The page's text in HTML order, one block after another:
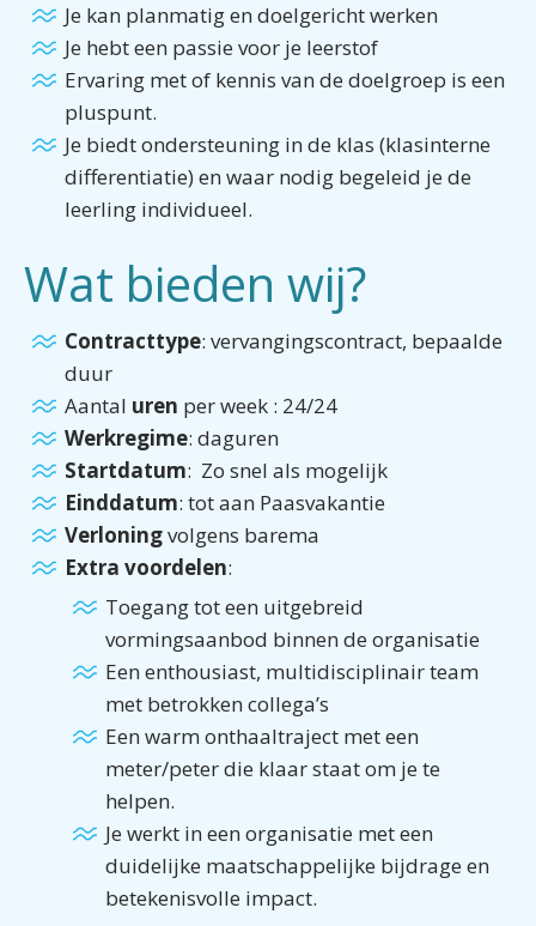
Je kan planmatig en doelgericht werken
Je hebt een passie voor je leerstof
Ervaring met of kennis van de doelgroep is een
pluspunt.
Je biedt ondersteuning in de klas (klasinterne
differentiatie) en waar nodig begeleid je de
leerling individueel.
Wat bieden wij?
Contracttype: vervangingscontract, bepaalde
duur
Aantal uren per week : 24/24
Werkregime: daguren
Startdatum: Zo snel als mogelijk
Einddatum: tot aan Paasvakantie
Verloningvolgens barema
Extra voordelen:
Toegang tot een uitgebreid
vormingsaanbod binnen de organisatie
Een enthousiast, multidisciplinair team
met betrokken collega’s
Een warm onthaaltraject met een
meter/peter die klaar staat om je te
helpen.
Je werkt in een organisatie met een
duidelijke maatschappelijke bijdrage en
betekenisvolle impact.